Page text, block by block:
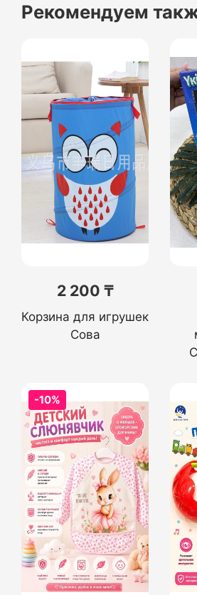
Рекомендуем
2 200 ₸
Корзина для игрушек
Сова
-10%